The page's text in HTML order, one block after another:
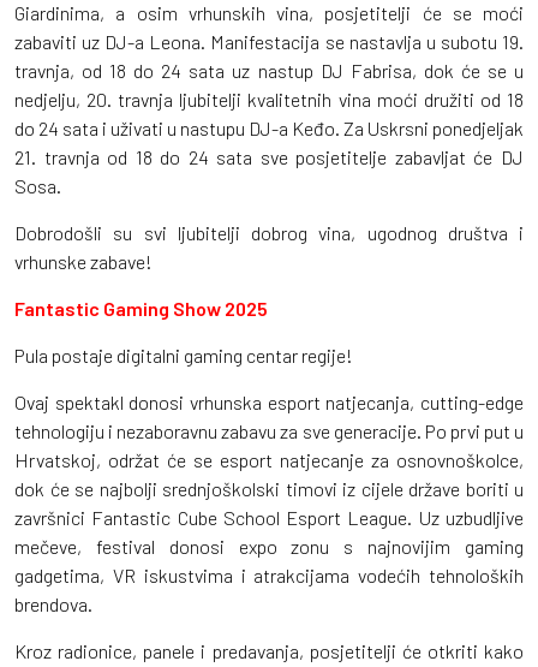
Giardinima, a osim vrhunskih vina, posjetitelji će se moći
zabaviti uz DJ-a Leona. Manifestacija se nastavlja u subotu 19.
travnja, od 18 do 24 sata uz nastup DJ Fabrisa, dok će se u
nedjelju, 20. travnja ljubitelji kvalitetnih vina moći družiti od 18
do 24 sata i uživati u nastupu DJ-a Keđo. Za Uskrsni ponedjeljak
21. travnja od 18 do 24 sata sve posjetitelje zabavljat će DJ
Sosa.
Dobrodošli su svi ljubitelji dobrog vina, ugodnog društva i
vrhunske zabave!
Fantastic Gaming Show 2025
Pula postaje digitalni gaming centar regije!
Ovaj spektakl donosi vrhunska esport natjecanja, cutting-edge
tehnologiju i nezaboravnu zabavu za sve generacije. Po prvi put u
Hrvatskoj, održat će se esport natjecanje za osnovnoškolce,
dok će se najbolji srednjoškolski timovi iz cijele države boriti u
završnici Fantastic Cube School Esport League. Uz uzbudljive
mečeve, festival donosi expo zonu s najnovijim gaming
gadgetima, VR iskustvima i atrakcijama vodećih tehnoloških
brendova.
Kroz radionice, panele i predavanja, posjetitelji će otkriti kako